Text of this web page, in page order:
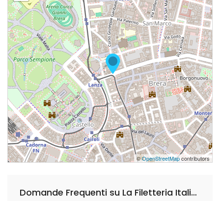
©OpenStreetMapcontributors
Domande Frequenti su La Filetteria Italiana Garibaldi